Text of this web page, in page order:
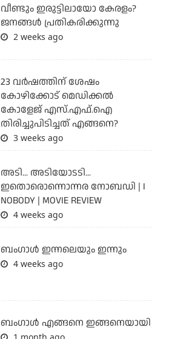
വീണ്ടും ഇരുട്ടിലായോ കേരളം?
ജനങ്ങൾ പ്രതികരിക്കുന്നു
2 weeks ago
23 വർഷത്തിന് ശേഷം
കോഴിക്കോട് മെഡിക്കൽ
കോളേജ് എസ്.എഫ്.ഐ
തിരിച്ചുപിടിച്ചത് എങ്ങനെ?
3 weeks ago
അടി... അടിയോടടി...
ഇതൊരൊന്നൊന്നര നോബഡി | I
NOBODY | MOVIE REVIEW
4 weeks ago
ബംഗാള്‍ ഇന്നലെയും ഇന്നും
4 weeks ago
ബം​ഗാൾ എങ്ങനെ ഇങ്ങനെയായി